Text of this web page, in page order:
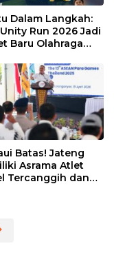
Dalam Langkah:
Run 2026 Jadi
Baru Olahraga
Batas! Jateng
Asrama Atlet
Tercanggih dan